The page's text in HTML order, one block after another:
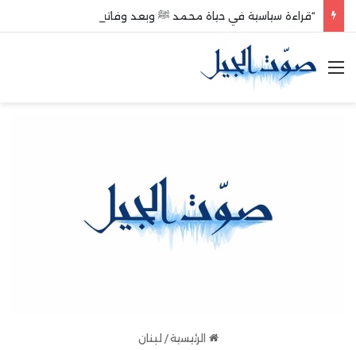
“قراءة سياسية في حياة محمد ﷺ وبعد وفاته”
القائمة
الرئيسية / لبنان